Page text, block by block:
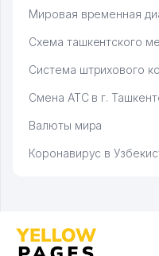
Мировая временная
Схема ташкентского
Система штрихового
Смена АТС в г.
Валюты мира
Коронавирус в